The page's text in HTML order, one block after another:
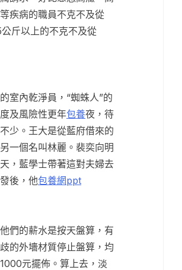
疾病的職員不克不及從
斤以上的不克不及從
內乾淨員，“蜘蛛人”的
及風險性更年包養夜，待
少。王大是從藍府借來的
一個名叫林麗。裴奕向明
，藍學士帶著這對夫婦去
後，他包養網ppt
的薪水是按天盤算，有
的外墻材質停止盤算，均
元擺佈。算上去，淡